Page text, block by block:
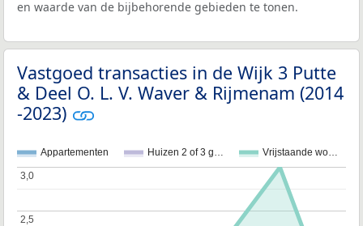
en waarde van de bijbehorende gebieden te tonen.
Vastgoed transacties in de Wijk 3 Putte
& Deel O. L. V. Waver & Rijmenam (2014
-2023)
Appartementen Huizen 2 of 3 g… Vrijstaande wo…
2,5
2,5
3,0
3,0